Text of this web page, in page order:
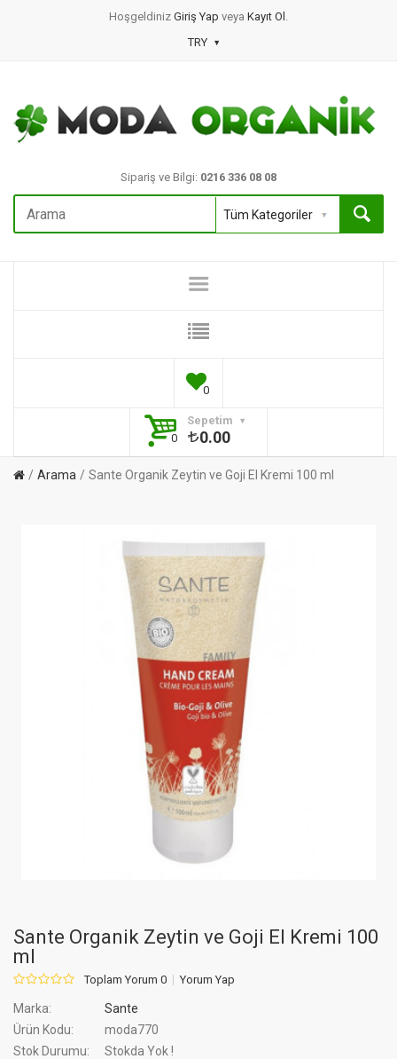
Hoşgeldiniz Giriş Yap veya Kayıt Ol .
TRY
Sipariş ve Bilgi: 0216 336 08 08
0
Sepetim
0
0.00
Arama Sante Organik Zeytin ve Goji El Kremi 100 ml
Sante Organik Zeytin ve Goji El Kremi 100
ml
Toplam Yorum 0 Yorum Yap
Marka:
Sante
Ürün Kodu:
moda770
Stok Durumu:
Stokda Yok !